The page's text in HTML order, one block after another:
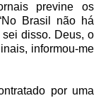
previne os
Brasil não há
disso. Deus, o
informou-me
por uma